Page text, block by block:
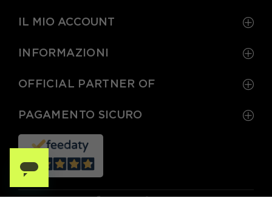
IL MIO ACCOUNT
INFORMAZIONI
OFFICIAL PARTNER OF
PAGAMENTO SICURO